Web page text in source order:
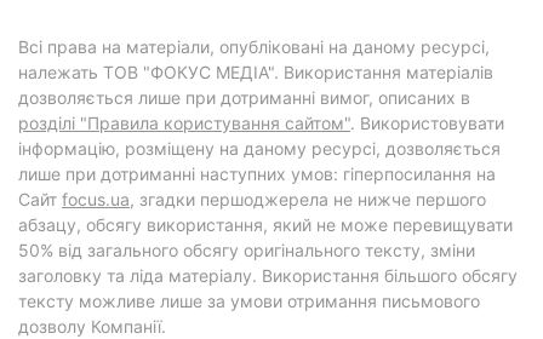
Всі права на матеріали, опубліковані на даному ресурсі,
належать ТОВ "ФОКУС МЕДІА". Використання матеріалів
дозволяється лише при дотриманні вимог, описаних в
розділі "Правила користування сайтом". Використовувати
інформацію, розміщену на даному ресурсі, дозволяється
лише при дотриманні наступних умов: гіперпосилання на
Cайт focus.ua, згадки першоджерела не нижче першого
абзацу, обсягу використання, який не може перевищувати
50% від загального обсягу оригінального тексту, зміни
заголовку та ліда матеріалу. Використання більшого обсягу
тексту можливе лише за умови отримання письмового
дозволу Компанії.